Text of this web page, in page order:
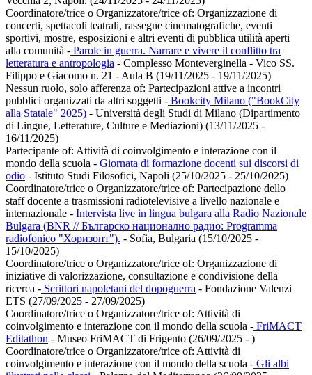
Coordinatore/trice o Organizzatore/trice of: Organizzazione di
concerti, spettacoli teatrali, rassegne cinematografiche, eventi
sportivi, mostre, esposizioni e altri eventi di pubblica utilità aperti
alla comunità - Parole in guerra. Narrare e vivere il conflitto tra
letteratura e antropologia - Complesso Monteverginella - Vico SS.
Filippo e Giacomo n. 21 - Aula B (19/11/2025 - 19/11/2025)
Nessun ruolo, solo afferenza of: Partecipazioni attive a incontri
pubblici organizzati da altri soggetti - Bookcity Milano ("BookCity
alla Statale" 2025) - Università degli Studi di Milano (Dipartimento
di Lingue, Letterature, Culture e Mediazioni) (13/11/2025 -
16/11/2025)
Partecipante of: Attività di coinvolgimento e interazione con il
mondo della scuola - Giornata di formazione docenti sui discorsi di
odio - Istituto Studi Filosofici, Napoli (25/10/2025 - 25/10/2025)
Coordinatore/trice o Organizzatore/trice of: Partecipazione dello
staff docente a trasmissioni radiotelevisive a livello nazionale e
internazionale - Intervista live in lingua bulgara alla Radio Nazionale
Bulgara (BNR // Българско национално радио: Programma
radiofonico "Хоризонт"). - Sofia, Bulgaria (15/10/2025 -
15/10/2025)
Coordinatore/trice o Organizzatore/trice of: Organizzazione di
iniziative di valorizzazione, consultazione e condivisione della
ricerca - Scrittori napoletani del dopoguerra - Fondazione Valenzi
ETS (27/09/2025 - 27/09/2025)
Coordinatore/trice o Organizzatore/trice of: Attività di
coinvolgimento e interazione con il mondo della scuola - FriMACT
Editathon - Museo FriMACT di Frigento (26/09/2025 - )
Coordinatore/trice o Organizzatore/trice of: Attività di
coinvolgimento e interazione con il mondo della scuola - Gli albi